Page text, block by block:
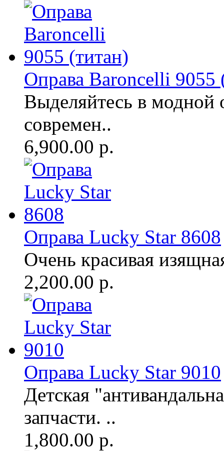
Оправа Baroncelli 9055
Выделяйтесь в модной
современ..
6,900.00 р.
Оправа Lucky Star 8608
Очень красивая
2,200.00 р.
Оправа Lucky Star 9010
Детская
запчасти. ..
1,800.00 р.